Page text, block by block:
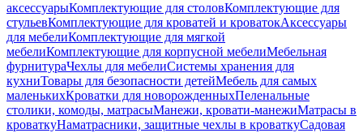
аксессуарыКомплектующие для столовКомплектующие для
стульевКомплектующие для кроватей и кроватокАксессуары
для мебелиКомплектующие для мягкой
мебелиКомплектующие для корпусной мебелиМебельная
фурнитураЧехлы для мебелиСистемы хранения для
кухниТовары для безопасности детейМебель для самых
маленькихКроватки для новорожденныхПеленальные
столики, комоды, матрасыМанежи, кровати-манежиМатрасы в
кроваткуНаматрасники, защитные чехлы в кроваткуСадовая